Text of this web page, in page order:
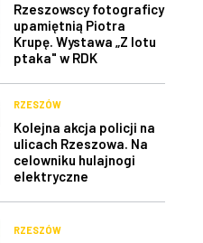
Rzeszowscy fotograficy
upamiętnią Piotra
Krupę. Wystawa „Z lotu
ptaka" w RDK
RZESZÓW
Kolejna akcja policji na
ulicach Rzeszowa. Na
celowniku hulajnogi
elektryczne
RZESZÓW